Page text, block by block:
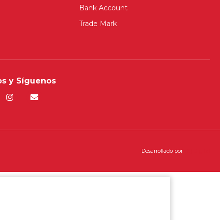
Bank Account
Trade Mark
y Síguenos
Desarrollado por